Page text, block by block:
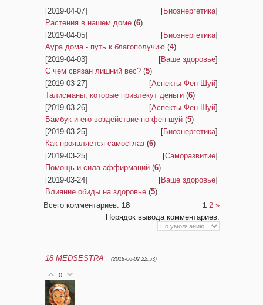
[2019-04-07] [Биоэнергетика]
Растения в нашем доме (6)
[2019-04-05]
[Биоэнергетика]
Аура дома - путь к благополучию (4)
[2019-04-03]
[Ваше здоровье]
С чем связан лишний вес? (5)
[2019-03-27]
[Аспекты Фен-Шуй]
Талисманы, которые привлекут деньги (6)
[2019-03-26]
[Аспекты Фен-Шуй]
Бамбук и его воздействие по фен-шуй (5)
[2019-03-25]
[Биоэнергетика]
Как проявляется самосглаз (6)
[2019-03-25]
[Саморазвитие]
Помощь и сила аффирмаций (6)
[2019-03-24]
[Ваше здоровье]
Влияние обиды на здоровье (5)
Всего комментариев: 18 1 2 »
Порядок вывода комментариев:
18 MEDSESTRA (2018-06-02 22:53)
0